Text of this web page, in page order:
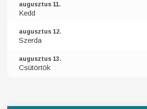
augusztus 11.
Kedd
augusztus 12.
Szerda
augusztus 13.
Csütörtök